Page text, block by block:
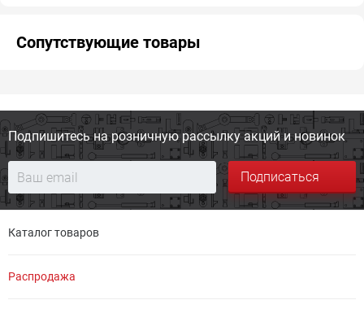
Сопутствующие товары
Подпишитесь на розничную рассылку акций и новинок
Подписаться
Каталог товаров
Распродажа